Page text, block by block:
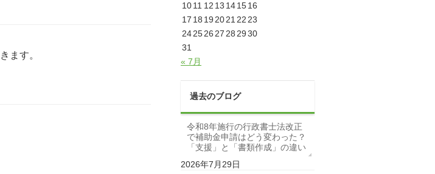
ます。
1011 12 13 141516
17 18 1920212223
24252627282930
31
« 7月
過去のブログ
令和8年施行の行政書士法改正
で補助金申請はどう変わった？
「支援」と「書類作成」の違い
2026年7月29日